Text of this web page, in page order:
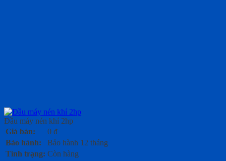
Đầu máy nén khí 2hp
Giá bán:
0 ₫
Bảo hành:
Bảo hành 12 tháng
Tình trạng: Còn hàng